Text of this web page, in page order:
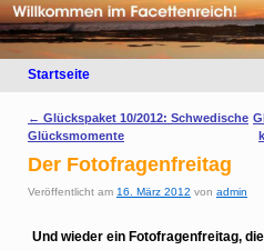
Startseite
Artikelnavigation
← Glückspaket 10/2012: Schwedische
Glücksmomente
Der Fotofragenfreitag
Veröffentlicht am 16. März 2012 von admin
Und wieder ein Fotofragenfreitag,